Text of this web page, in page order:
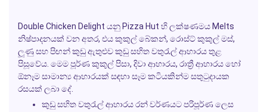
Double Chicken Delight යනු Pizza Hut හි ලක්ෂණමය Melts
නිෂ්පාදනයක් වන අතර, එය කුකුල් බේකන්, රොස්ට් කුකුල් මස්,
ලූණු සහ පිඟන් කුඩු ඇතුළුව කුඩු සහිත වතුරැල් ආහාරය තුළ
පිසූවේය. මෙම පූර්ණ කුකුල් පිසා, දිවා ආහාරය, රාත්‍රී ආහාරය හෝ
ඕනෑම සාමාන්‍ය ආහාරයක් සඳහා සෑම කටියකින්ම සතුටුදායක
රසයක් ලබා දේ.
කුඩු සහිත වතුරැල් ආහාරය රන් වර්ණයට පරිපූර්ණ ලෙස